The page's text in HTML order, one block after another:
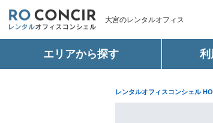
大宮のレンタルオフィス
エリアから探す 利
レンタルオフィスコンシェル